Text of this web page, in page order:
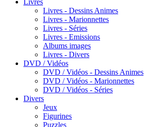
Livres
Livres - Dessins Animes
Livres - Marionnettes
Livres - Séries
Livres - Emissions
Albums images
Livres - Divers
DVD / Vidéos
DVD / Vidéos - Dessins Animes
DVD / Vidéos - Marionnettes
DVD / Vidéos - Séries
Divers
Jeux
Figurines
Puzzles